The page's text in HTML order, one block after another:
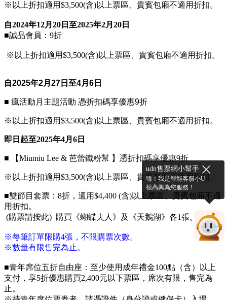
※以上折扣適用$3,500(含)以上票區 、貴賓包廂不適用折扣。
自2024年12月20日至2025年2月20日
■誠品會員：9折
※以上折扣適用$3,500(含)以上票區 、貴賓包廂不適用折扣。
自2025年2月27日至4月6日
■ 瘋活動月主題活動 憑折扣碼享優惠9折
※以上折扣適用$3,500(含)以上票區 、貴賓包廂不適用折扣。
即日起至2025年4月6日
■ 【Miumiu Lee & 芭蕾鐵粉幫 】憑折扣碼享優惠9折
※以上折扣適用$3,500(含)以上票區、貴賓包廂不適用折扣。
■雙節目套票：8折，適用$4,400 (含)以上票區
、貴賓包廂不適
用折扣。
(購票請按此) 購買《蝴蝶夫人》及《天鵝湖》各1張。
※每筆訂單限購4張，不限購票次數。
※數量有限售完為止。
■青年席位五折自由座：至少使用成年禮金100點（含）以上
支付，享5折優惠購買2,400元以下票區，席次有限，售完為
止。
udn售票網小幫手
嗨！我是智能客服小U
很高興為您服務！